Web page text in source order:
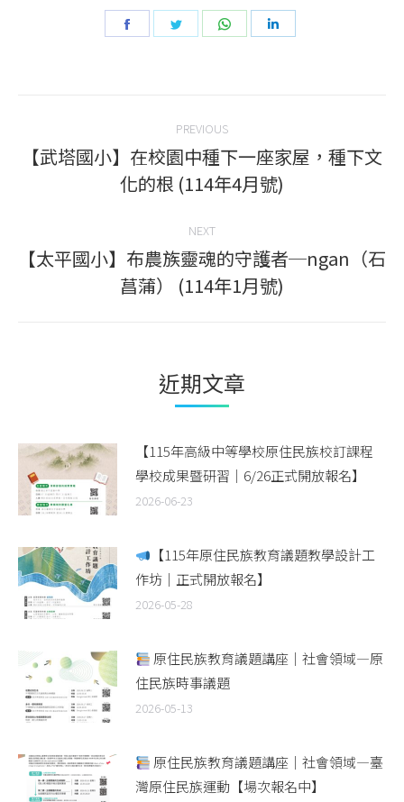
Share
Share
Share
navigation
PREVIOUS
Previous
post:
【武塔國小】在校園中種下一座家屋，種下文
化的根 (114年4月號)
NEXT
Next
post:
【太平國小】布農族靈魂的守護者─ngan（石
菖蒲） (114年1月號)
近期文章
【115年高級中等學校原住民族校訂課程
學校成果暨研習｜6/26正式開放報名】
2026-06-23
【115年原住民族教育議題教學設計工
作坊｜正式開放報名】
2026-05-28
原住民族教育議題講座｜社會領域—原
住民族時事議題
2026-05-13
原住民族教育議題講座｜社會領域—臺
灣原住民族運動【場次報名中】